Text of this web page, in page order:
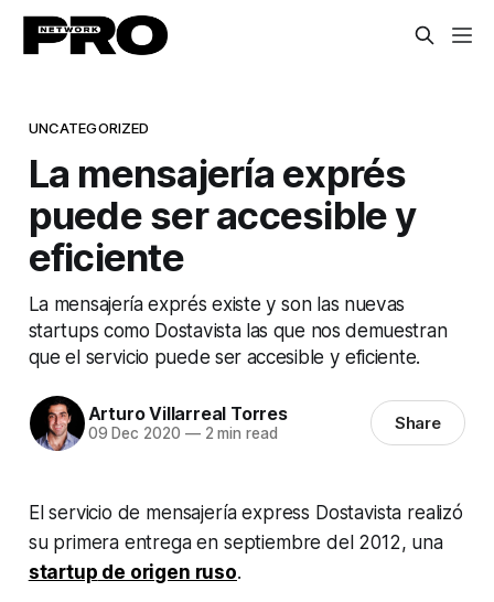
UNCATEGORIZED
La mensajería exprés
puede ser accesible y
eficiente
La mensajería exprés existe y son las nuevas
startups como Dostavista las que nos demuestran
que el servicio puede ser accesible y eficiente.
Arturo Villarreal Torres
09 Dec 2020 —2 min read Share
El servicio de mensajería express Dostavista realizó
su primera entrega en septiembre del 2012, una
startup de origen ruso.